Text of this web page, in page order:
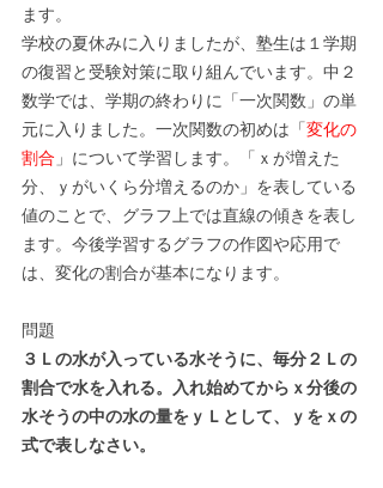
ます。
学校の夏休みに入りましたが、塾生は１学期
の復習と受験対策に取り組んでいます。中２
数学では、学期の終わりに「一次関数 」の単
元に入りました。一次関数の初めは「変化の
割合 」について学習します。「ｘが増えた
分、ｙがいくら分増えるのか」を表している
値のことで、グラフ上では直線の傾きを表し
ます。今後学習するグラフの作図や応用で
は、変化の割合が基本になります。
問題
３Ｌの水が入っている水そうに、毎分２Ｌの
割合で水を入れる。入れ始めてからｘ分後の
水そうの中の水の量をｙＬとして、ｙをｘの
式で表しなさい。